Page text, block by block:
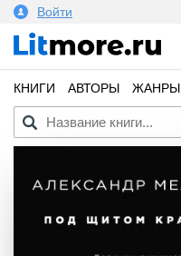
Войти
КНИГИ АВТОРЫ ЖАНРЫ